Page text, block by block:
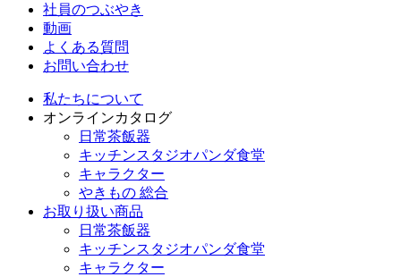
社員のつぶやき
動画
よくある質問
お問い合わせ
私たちについて
オンラインカタログ
日常茶飯器
キッチンスタジオパンダ食堂
キャラクター
やきもの 総合
お取り扱い商品
日常茶飯器
キッチンスタジオパンダ食堂
キャラクター